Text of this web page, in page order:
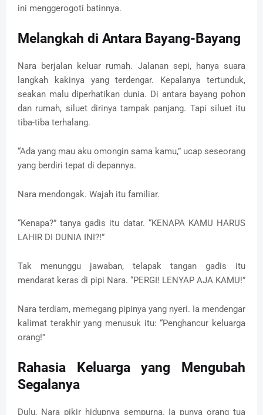
ini menggerogoti batinnya.
Melangkah di Antara Bayang-Bayang
Nara berjalan keluar rumah. Jalanan sepi, hanya suara
langkah kakinya yang terdengar. Kepalanya tertunduk,
seakan malu diperhatikan dunia. Di antara bayang pohon
dan rumah, siluet dirinya tampak panjang. Tapi siluet itu
tiba-tiba terhalang.
“Ada yang mau aku omongin sama kamu,” ucap seseorang
yang berdiri tepat di depannya.
Nara mendongak. Wajah itu familiar.
“Kenapa?” tanya gadis itu datar. “KENAPA KAMU HARUS
LAHIR DI DUNIA INI?!”
Tak menunggu jawaban, telapak tangan gadis itu
mendarat keras di pipi Nara. “PERGI! LENYAP AJA KAMU!”
Nara terdiam, memegang pipinya yang nyeri. Ia mendengar
kalimat terakhir yang menusuk itu: “Penghancur keluarga
orang!”
Rahasia Keluarga yang Mengubah
Segalanya
Dulu, Nara pikir hidupnya sempurna. Ia punya orang tua